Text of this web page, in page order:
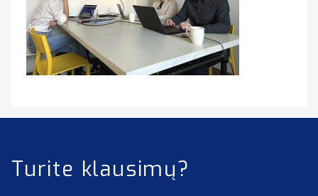
Turite klausimų?